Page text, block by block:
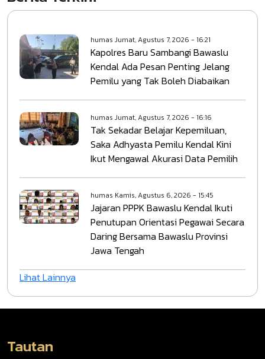
humas Jumat, Agustus 7, 2026 - 16:21
Kapolres Baru Sambangi Bawaslu
Kendal Ada Pesan Penting Jelang
Pemilu yang Tak Boleh Diabaikan
humas Jumat, Agustus 7, 2026 - 16:16
Tak Sekadar Belajar Kepemiluan,
Saka Adhyasta Pemilu Kendal Kini
Ikut Mengawal Akurasi Data Pemilih
humas Kamis, Agustus 6, 2026 - 15:45
Jajaran PPPK Bawaslu Kendal Ikuti
Penutupan Orientasi Pegawai Secara
Daring Bersama Bawaslu Provinsi
Jawa Tengah
Lihat Lainnya
Tautan